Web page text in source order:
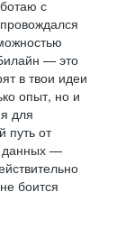
с
— это
в твои идеи
опыт, но и
для
путь от
данных —
боится